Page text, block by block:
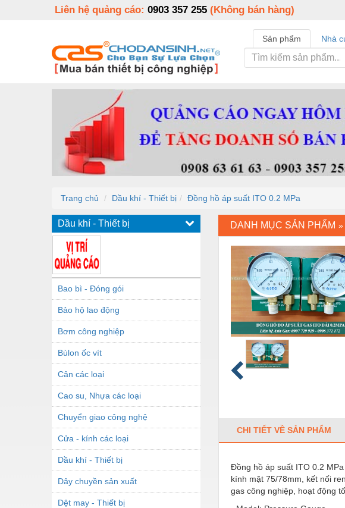
Liên hệ quảng cáo: 0903 357 255 (Không bán hàng)
Sản phẩm Nhà
Trang chủ Dầu khí - Thiết bị Đồng hồ áp suất ITO 0.2 MPa
Dầu khí - Thiết bị
Bao bì - Đóng gói
Bảo hộ lao động
Bơm công nghiệp
Bùlon ốc vít
Cân các loại
Cao su, Nhựa các loại
Chuyển giao công nghệ
Cửa - kính các loại
Dầu khí - Thiết bị
Dây chuyền sản xuất
Dệt may - Thiết bị
DANH MỤC SẢN PHẨM »
CHI TIẾT VỀ SẢN PHẨM
Đồng hồ áp suất ITO 0.2
kính mặt 75/78mm, kết nối
gas công nghiệp, hoạt động